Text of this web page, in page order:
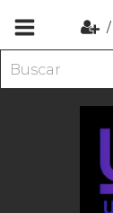
/